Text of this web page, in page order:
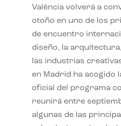
València volverá a
otoño en uno de los
de encuentro
diseño, la
las industrias
en Madrid ha acogido
oficial del programa
reunirá entre
algunas de las